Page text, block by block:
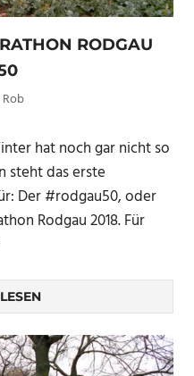
RODGAU
hat noch gar nicht so
steht das erste
Der #rodgau50, oder
Rodgau 2018. Für